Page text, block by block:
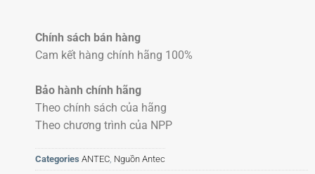
Chính sách bán hàng
Cam kết hàng chính hãng 100%
Bảo hành chính hãng
Theo chính sách của hãng
Theo chương trình của NPP
Categories ANTEC, Nguồn Antec